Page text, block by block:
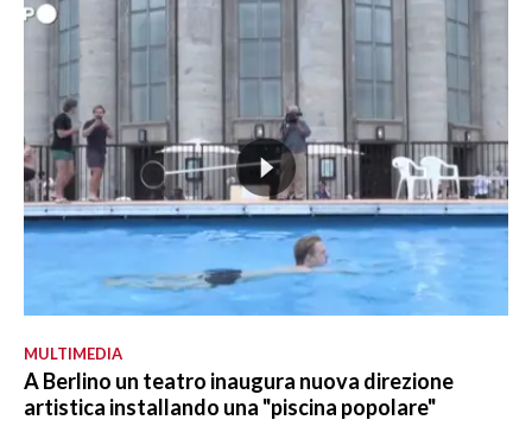
MULTIMEDIA
A Berlino un teatro inaugura nuova direzione
artistica installando una "piscina popolare"